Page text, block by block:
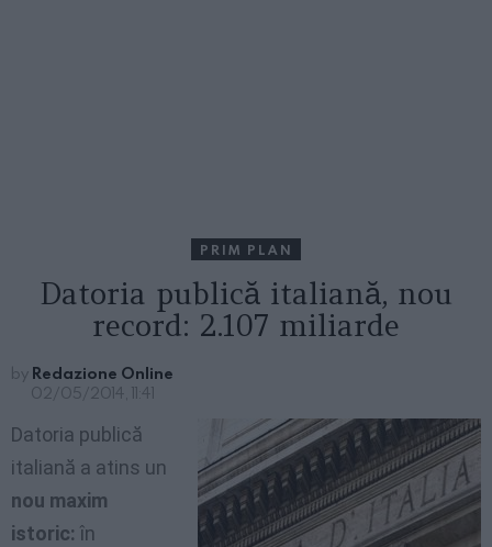
PRIM PLAN
Datoria publică italiană, nou
record: 2.107 miliarde
by Redazione Online
02/05/2014, 11:41
Datoria publică
italiană a atins un
nou maxim
istoric: în